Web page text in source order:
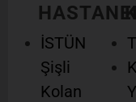
İSTÜN
Şişli
Kolan